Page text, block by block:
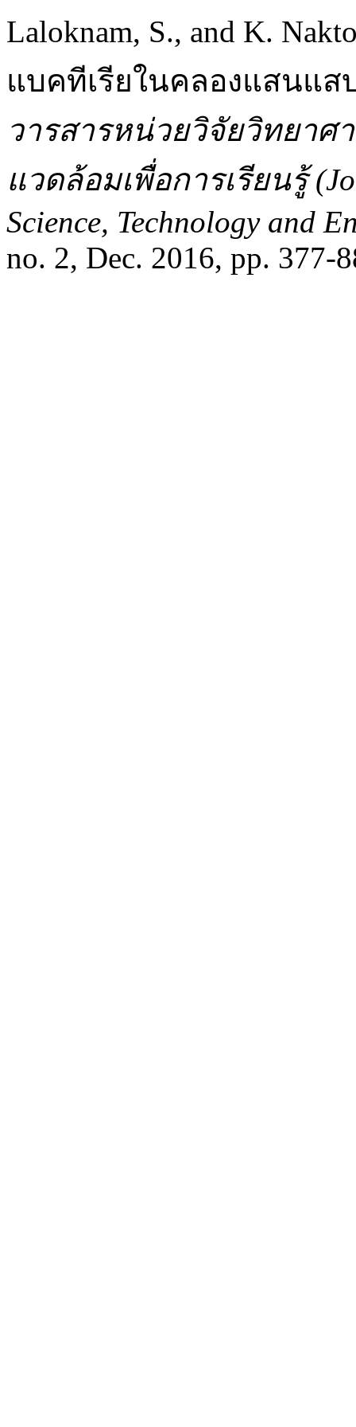
Laloknam, S., and K.
แบคทีเรียในคลองแสนแ
วารสารหน่วยวิจัยวิทยาศ
แวดล้อมเพื่อการเรียนรู้
Science, Technology and
no. 2, Dec. 2016, pp. 377-